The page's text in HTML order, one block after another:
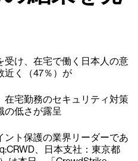
受け、在宅で働く日本人の意
近く（47％）が
在宅勤務のセキュリティ対策
の低さが露呈
ント保護の業界リーダーであ
、日本支社：東京都